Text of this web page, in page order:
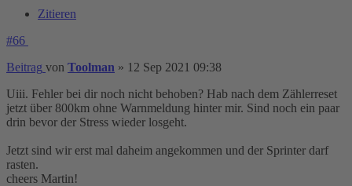
Zitieren
#66
Beitrag von Toolman » 12 Sep 2021 09:38
Uiii. Fehler bei dir noch nicht behoben? Hab nach dem Zählerreset
jetzt über 800km ohne Warnmeldung hinter mir. Sind noch ein paar
drin bevor der Stress wieder losgeht.
Jetzt sind wir erst mal daheim angekommen und der Sprinter darf
rasten.
cheers Martin!